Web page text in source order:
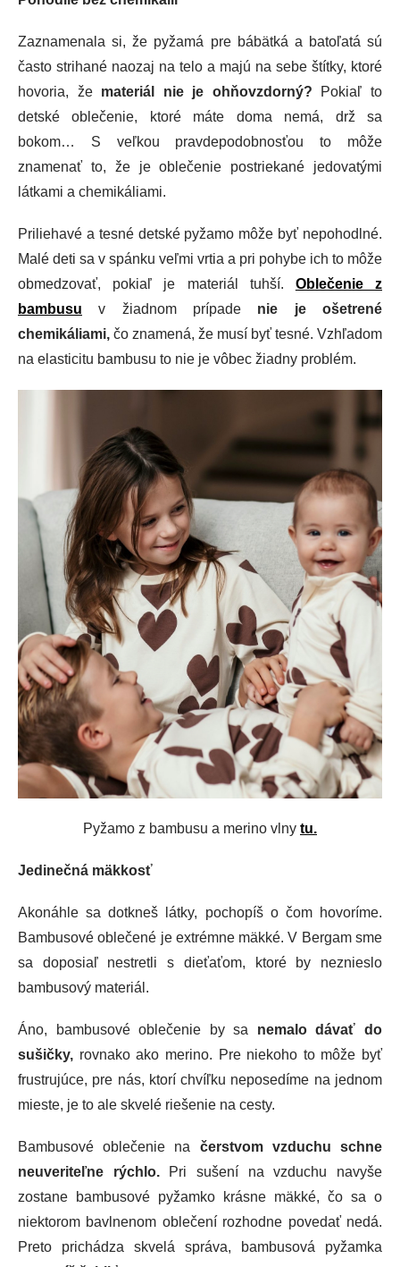
Zaznamenala si, že pyžamá pre bábätká a batoľatá sú
často strihané naozaj na telo a majú na sebe štítky, ktoré
hovoria, že materiál nie je ohňovzdorný? Pokiaľ to
detské oblečenie, ktoré máte doma nemá, drž sa
bokom… S veľkou pravdepodobnosťou to môže
znamenať to, že je oblečenie postriekané jedovatými
látkami a chemikáliami.
Priliehavé a tesné detské pyžamo môže byť nepohodlné.
Malé deti sa v spánku veľmi vrtia a pri pohybe ich to môže
obmedzovať, pokiaľ je materiál tuhší. Oblečenie z
bambusu v žiadnom prípade nie je ošetrené
chemikáliami, čo znamená, že musí byť tesné. Vzhľadom
na elasticitu bambusu to nie je vôbec žiadny problém.
Pyžamo z bambusu a merino vlny tu.
Jedinečná mäkkosť
Akonáhle sa dotkneš látky, pochopíš o čom hovoríme.
Bambusové oblečené je extrémne mäkké. V Bergam sme
sa doposiaľ nestretli s dieťaťom, ktoré by neznieslo
bambusový materiál.
Áno, bambusové oblečenie by sa nemalo dávať do
sušičky, rovnako ako merino. Pre niekoho to môže byť
frustrujúce, pre nás, ktorí chvíľku neposedíme na jednom
mieste, je to ale skvelé riešenie na cesty.
Bambusové oblečenie na čerstvom vzduchu schne
neuveriteľne rýchlo. Pri sušení na vzduchu navyše
zostane bambusové pyžamko krásne mäkké, čo sa o
niektorom bavlnenom oblečení rozhodne povedať nedá.
Preto prichádza skvelá správa, bambusová pyžamka